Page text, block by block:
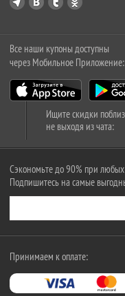
Все наши купоны доступны
через Мобильное Приложение:
Ищите скидки
не выходя из чата:
Сэкономьте до 90% при любых
Подпишитесь на самые
Принимаем к оплате: